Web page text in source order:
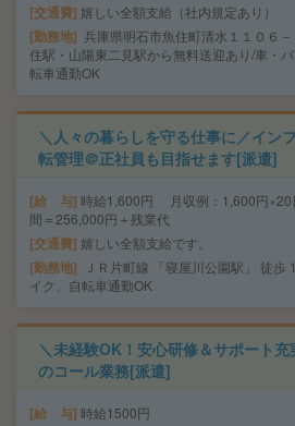
交通費 嬉しい全額支給（社内規定あり）
勤務地 兵庫県明石市魚住町清水１１０６
住駅・山陽東二見駅から無料送迎あり/車・
転車通勤OK
＼人々の暮らしを守る仕事に／イン
転管理＠正社員も目指せます[派遣]
給 与 時給1,600円 月収例：1,600円×20
間＝256,000円＋残業代
交通費 嬉しい全額支給です。
勤務地
ＪＲ片町線 「寝屋川公園駅」 徒
イク、自転車通勤OK
＼未経験OK！安心研修＆サポート
のコール業務[派遣]
給 与 時給1500円